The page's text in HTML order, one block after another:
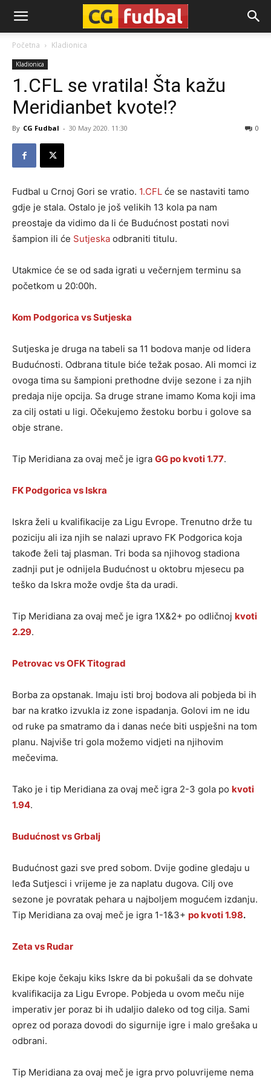
CG-
Fudbal
Početna Kladionica
Kladionica
1.CFL se vratila! Šta kažu
Meridianbet kvote!?
By CG Fudbal - 30 May 2020. 11:30 0
Fudbal u Crnoj Gori se vratio. 1.CFL će se nastaviti tamo
gdje je stala. Ostalo je još velikih 13 kola pa nam
preostaje da vidimo da li će Budućnost postati novi
šampion ili će Sutjeska odbraniti titulu.
Utakmice će se od sada igrati u večernjem terminu sa
početkom u 20:00h.
Kom Podgorica vs Sutjeska
Sutjeska je druga na tabeli sa 11 bodova manje od lidera
Budućnosti. Odbrana titule biće težak posao. Ali momci iz
ovoga tima su šampioni prethodne dvije sezone i za njih
predaja nije opcija. Sa druge strane imamo Koma koji ima
za cilj ostati u ligi. Očekujemo žestoku borbu i golove sa
obje strane.
Tip Meridiana za ovaj meč je igra GG po kvoti 1.77.
FK Podgorica vs Iskra
Iskra želi u kvalifikacije za Ligu Evrope. Trenutno drže tu
poziciju ali iza njih se nalazi upravo FK Podgorica koja
takođe želi taj plasman. Tri boda sa njihovog stadiona
zadnji put je odnijela Budućnost u oktobru mjesecu pa
teško da Iskra može ovdje šta da uradi.
Tip Meridiana za ovaj meč je igra 1X&2+ po odličnoj kvoti
2.29.
Petrovac vs OFK Titograd
Borba za opstanak. Imaju isti broj bodova ali pobjeda bi ih
bar na kratko izvukla iz zone ispadanja. Golovi im ne idu
od ruke pa smatramo da i danas neće biti uspješni na tom
planu. Najviše tri gola možemo vidjeti na njihovim
mečevima.
Tako je i tip Meridiana za ovaj meč igra 2-3 gola po kvoti
1.94.
Budućnost vs Grbalj
Budućnost gazi sve pred sobom. Dvije godine gledaju u
leđa Sutjesci i vrijeme je za naplatu dugova. Cilj ove
sezone je povratak pehara u najboljem mogućem izdanju.
Tip Meridiana za ovaj meč je igra 1-1&3+ po kvoti 1.98.
Zeta vs Rudar
Ekipe koje čekaju kiks Iskre da bi pokušali da se dohvate
kvalifikacija za Ligu Evrope. Pobjeda u ovom meču nije
imperativ jer poraz bi ih udaljio daleko od tog cilja. Sami
oprez od poraza dovodi do sigurnije igre i malo grešaka u
odbrani.
Tip Meridiana za ovaj meč je igra prvo poluvrijeme nema